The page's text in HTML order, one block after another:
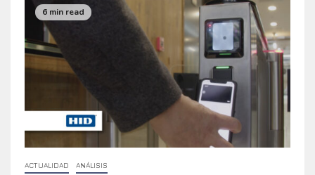
6 min read
ACTUALIDAD ANÁLISIS